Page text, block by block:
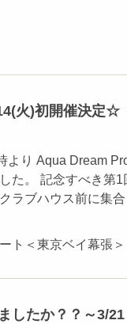
14(火)初開催決定
より Aqua Dream
た。 記念すべき第
ラブハウス前に集
ト＜東京ベイ幕張＞
したか？？～3/